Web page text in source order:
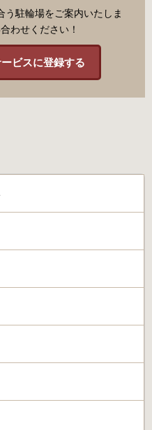
う駐輪場をご案内いたしま
わせください！
ビスに登録する